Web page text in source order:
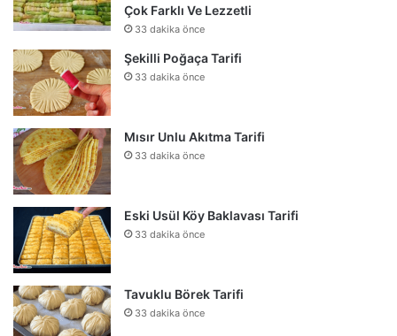
Çok Farklı Ve Lezzetli
33 dakika önce
Şekilli Poğaça Tarifi
33 dakika önce
Mısır Unlu Akıtma Tarifi
33 dakika önce
Eski Usül Köy Baklavası Tarifi
33 dakika önce
Tavuklu Börek Tarifi
33 dakika önce